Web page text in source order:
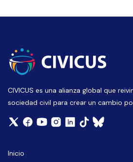
CIVICUS es una alianza global que
sociedad civil para crear un cambio
Inicio